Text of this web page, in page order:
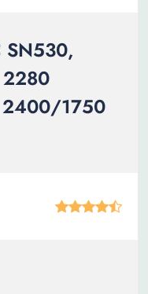
SN530,
2400/1750